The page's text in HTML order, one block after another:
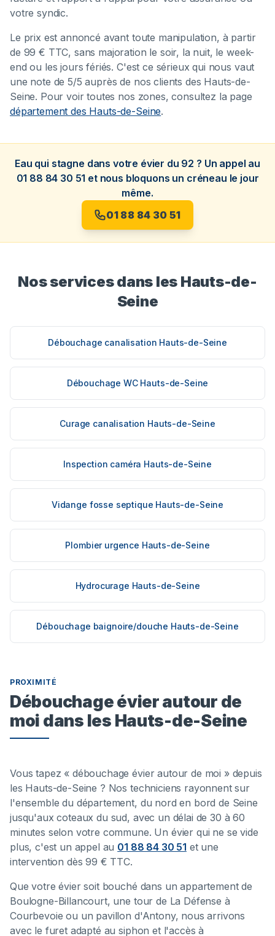
votre syndic.
Le prix est annoncé avant toute manipulation, à partir
de 99 € TTC, sans majoration le soir, la nuit, le week-
end ou les jours fériés. C'est ce sérieux qui nous vaut
une note de 5/5 auprès de nos clients des Hauts-de-
Seine. Pour voir toutes nos zones, consultez la page
département des Hauts-de-Seine.
Eau qui stagne dans votre évier du 92 ? Un appel au
01 88 84 30 51 et nous bloquons un créneau le jour
même.
01 88 84 30 51
Nos services dans les Hauts-de-
Seine
Débouchage canalisation Hauts-de-Seine
Débouchage WC Hauts-de-Seine
Curage canalisation Hauts-de-Seine
Inspection caméra Hauts-de-Seine
Vidange fosse septique Hauts-de-Seine
Plombier urgence Hauts-de-Seine
Hydrocurage Hauts-de-Seine
Débouchage baignoire/douche Hauts-de-Seine
PROXIMITÉ
Débouchage évier autour de
moi dans les Hauts-de-Seine
Vous tapez « débouchage évier autour de moi » depuis
les Hauts-de-Seine ? Nos techniciens rayonnent sur
l'ensemble du département, du nord en bord de Seine
jusqu'aux coteaux du sud, avec un délai de 30 à 60
minutes selon votre commune. Un évier qui ne se vide
plus, c'est un appel au 01 88 84 30 51 et une
intervention dès 99 € TTC.
Que votre évier soit bouché dans un appartement de
Boulogne-Billancourt, une tour de La Défense à
Courbevoie ou un pavillon d'Antony, nous arrivons
avec le furet adapté au siphon et l'accès à